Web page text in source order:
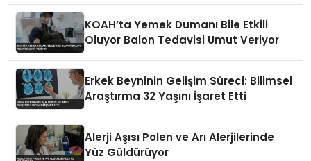
KOAH’ta Yemek Dumanı Bile Etkili
Oluyor Balon Tedavisi Umut Veriyor
Erkek Beyninin Gelişim Süreci: Bilimsel
Araştırma 32 Yaşını İşaret Etti
Alerji Aşısı Polen ve Arı Alerjilerinde
Yüz Güldürüyor